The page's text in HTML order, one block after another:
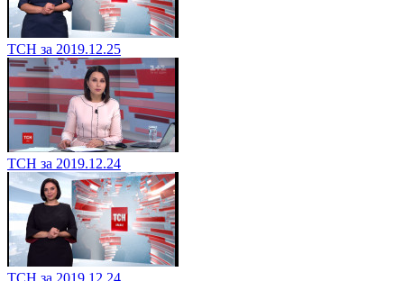
ТСН за 2019.12.25
ТСН за 2019.12.24
ТСН за 2019.12.24